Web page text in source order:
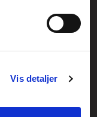
Vis detaljer